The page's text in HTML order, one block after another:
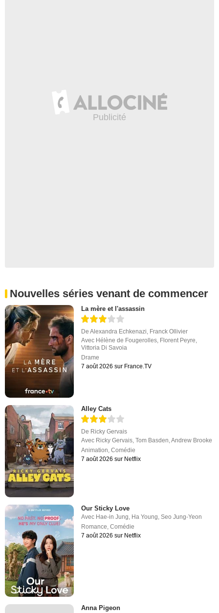
Nouvelles séries venant de commencer
La mère et l'assassin
DeAlexandra Echkenazi, Franck Ollivier
Avec Hélène de Fougerolles, Florent Peyre,
Vittoria Di Savoia
Drame
7 août 2026 sur France.TV
Alley Cats
De Ricky Gervais
Avec Ricky Gervais ,Tom Basden ,Andrew Brooke
Animation ,Comédie
7 août 2026 sur Netflix
Our Sticky Love
Avec Hae-in Jung, Ha Young,Seo Jung-Yeon
Romance,Comédie
7 août 2026 sur Netflix
Anna Pigeon